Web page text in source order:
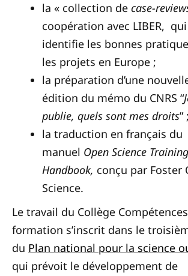
la « collection de case-
coopération avec LIBER, qui
identifie les bonnes
les projets en Europe ;
la préparation d’une
édition du mémo du CNRS “
publie, quels sont mes droits” ;
la traduction en français du
manuel Open Science Training
Handbook, conçu par Foster
Science.
Le travail du Collège
formation s’inscrit dans le
du Plan national pour la science
qui prévoit le développement de